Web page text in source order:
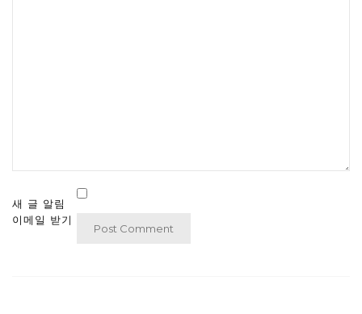
새 글 알림
이메일 받기